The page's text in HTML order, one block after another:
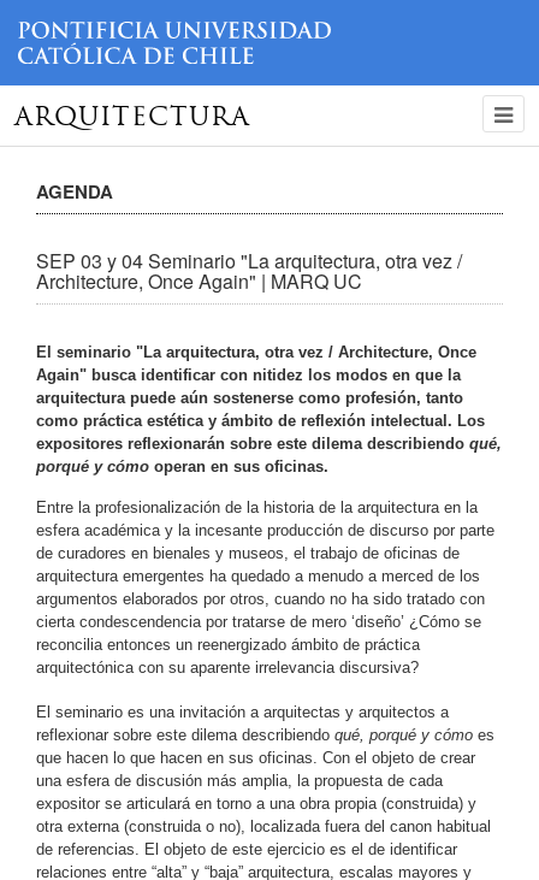
ARQUITECTURA
AGENDA
SEP 03 y 04 Seminario "La arquitectura, otra vez /
Architecture, Once Again" | MARQ UC
El seminario " La arquitectura, otra vez / Architecture, Once
Again" busca identificar con nitidez los modos en que la
arquitectura puede aún sostenerse como profesión, tanto
como práctica estética y ámbito de reflexión intelectual. Los
expositores reflexionarán sobre este dilema describiendo qué,
porqué y cómo operan en sus oficinas.
Entre la profesionalización de la historia de la arquitectura en la
esfera académica y la incesante producción de discurso por parte
de curadores en bienales y museos, el trabajo de oficinas de
arquitectura emergentes ha quedado a menudo a merced de los
argumentos elaborados por otros, cuando no ha sido tratado con
cierta condescendencia por tratarse de mero ‘diseño’ ¿Cómo se
reconcilia entonces un reenergizado ámbito de práctica
arquitectónica con su aparente irrelevancia discursiva?
El seminario es una invitación a arquitectas y arquitectos a
reflexionar sobre este dilema describiendo qué, porqué y cómo es
que hacen lo que hacen en sus oficinas. Con el objeto de crear
una esfera de discusión más amplia, la propuesta de cada
expositor se articulará en torno a una obra propia (construida) y
otra externa (construida o no), localizada fuera del canon habitual
de referencias. El objeto de este ejercicio es el de identificar
relaciones entre “alta” y “baja” arquitectura, escalas mayores y